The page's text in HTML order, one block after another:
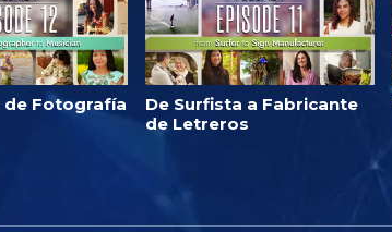
de Fotografía
De Surfista a Fabricante
de Letreros